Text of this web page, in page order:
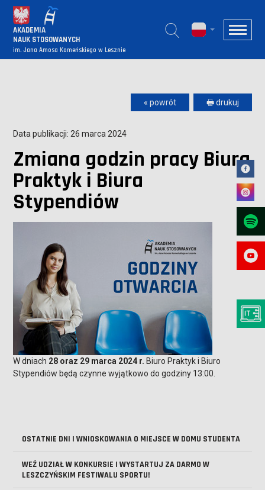
AKADEMIA
NAUK STOSOWANYCH
im. Jana Amosa Komeńskiego w Lesznie
OSTATNIE DNI I WNIOSKOWANIA O MIEJSCE W DOMU STUDENTA
WEŹ UDZIAŁ W KONKURSIE I WYSTARTUJ ZA DARMO W
LESZCZYŃSKIM FESTIWALU SPORTU!
« powrót 🖶 drukuj
Data publikacji: 26 marca 2024
Zmiana godzin pracy Biura
Praktyk i Biura
Stypendiów
W dniach 28 oraz 29 marca 2024 r. Biuro Praktyk i Biuro
Stypendiów będą czynne wyjątkowo do godziny 13:00.